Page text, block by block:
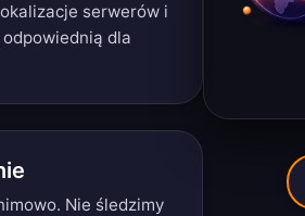
serwerów i
dla
Nie śledzimy